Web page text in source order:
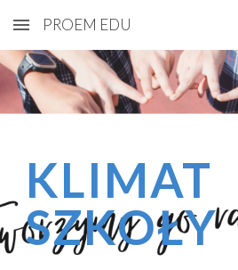
Skip to main content
PROEM EDU
KLIMAT
SZKOŁY